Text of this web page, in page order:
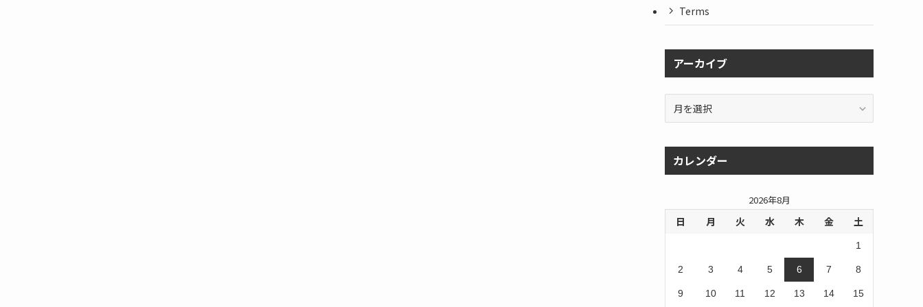
Terms
アーカイブ
イ
カレンダー
2026年8月
日 月 火 水 木 金 土
1
2 3 4 5 6 7 8
9 10 11 12 13 14 15